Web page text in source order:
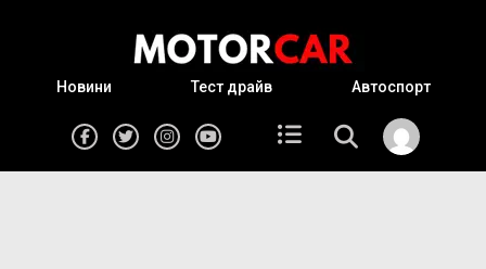
Новини Тест драйв Автоспорт